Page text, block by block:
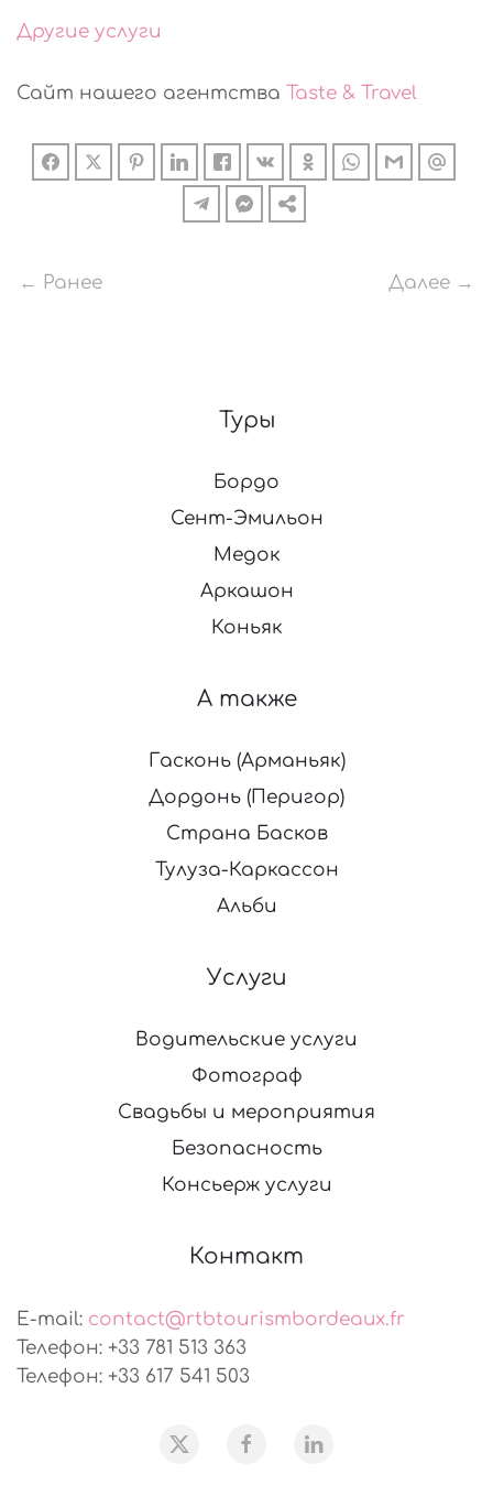
Другие услуги
Сайт нашего агентства Taste & Travel
← Ранее Далее →
Туры
Бордо
Сент-Эмильон
Медок
Аркашон
Коньяк
А также
Гасконь (Арманьяк)
Дордонь (Перигор)
Страна Басков
Тулуза-Каркассон
Альби
Услуги
Водительские услуги
Фотограф
Свадьбы и мероприятия
Безопасность
Консьерж услуги
Контакт
E-mail: contact@rtbtourismbordeaux.fr
Телефон: +33 781 513 363
Телефон: +33 617 541 503